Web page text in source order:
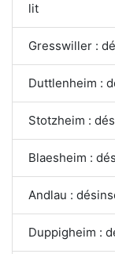
lit
Gresswiller :
Duttlenheim :
Stotzheim :
Blaesheim :
Andlau :
Duppigheim :